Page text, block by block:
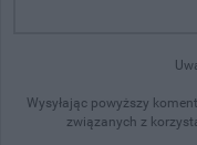
Wysyłając powyższy
związanych z